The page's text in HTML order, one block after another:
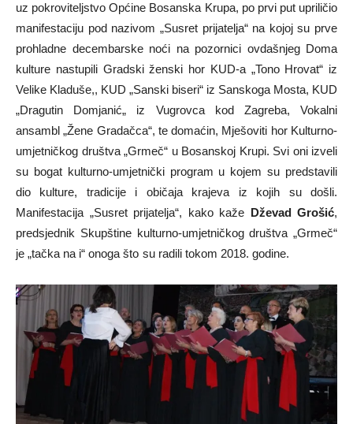
uz pokroviteljstvo Općine Bosanska Krupa, po prvi put upriličio
manifestaciju pod nazivom „Susret prijatelja“ na kojoj su prve
prohladne decembarske noći na pozornici ovdašnjeg Doma
kulture nastupili Gradski ženski hor KUD-a „Tono Hrovat“ iz
Velike Kladuše,, KUD „Sanski biseri“ iz Sanskoga Mosta, KUD
„Dragutin Domjanić„ iz Vugrovca kod Zagreba, Vokalni
ansambl „Žene Gradačca“, te domaćin, Mješoviti hor Kulturno-
umjetničkog društva „Grmeč“ u Bosanskoj Krupi. Svi oni izveli
su bogat kulturno-umjetnički program u kojem su predstavili
dio kulture, tradicije i običaja krajeva iz kojih su došli.
Manifestacija „Susret prijatelja“, kako kaže Dževad Grošić,
predsjednik Skupštine kulturno-umjetničkog društva „Grmeč“
je „tačka na i“ onoga što su radili tokom 2018. godine.